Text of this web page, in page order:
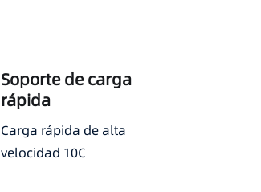
Soporte de carga
rápida
Carga rápida de alta
velocidad 10C